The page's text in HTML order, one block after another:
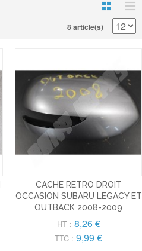
8 article(s)
CACHE RETRO DROIT
OCCASION SUBARU LEGACY ET
OUTBACK 2008-2009
HT : 8,26 €
TTC : 9,99 €